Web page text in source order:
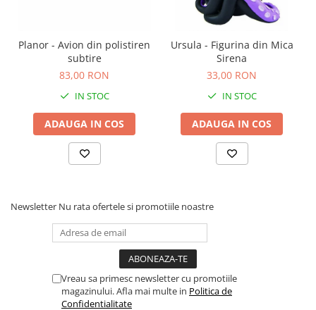
Ceasuri copii
Cutii muzicale
Idei cadou fetite
Cadouri bebelusi
Cadouri ieftine pentru copii
Cadou copii 3 ani
Cadou copii 4 ani
Cadou copii 5 ani
Cadou copii 7 ani
Planor - Avion din polistiren
subtire
83,00 RON
IN STOC
ADAUGA IN COS
Ursula - Figurina din Mica
Sirena
33,00 RON
IN STOC
ADAUGA IN COS
Newsletter Nu rata ofertele si promotiile noastre
Vreau sa primesc newsletter cu promotiile
magazinului. Afla mai multe in Politica de
Confidentialitate